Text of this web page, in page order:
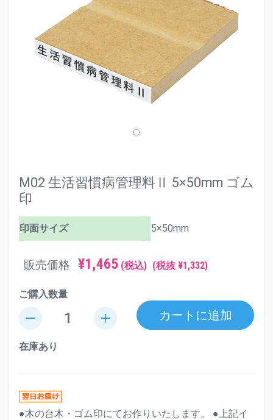
M02 生活習慣病管理料Ⅱ 5×50mm ゴム
印
印面サイズ 5×50mm
販売価格 ¥1,465 (税込) (税抜 ¥1,332)
ご購入数量
remove add カートに追加
在庫あり
●木の台木・ゴム印にてお作りいたします。 ●上記イ